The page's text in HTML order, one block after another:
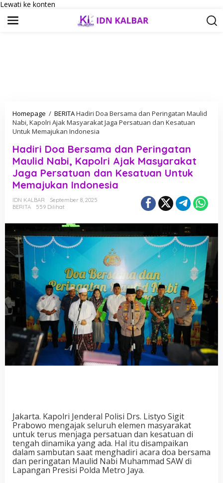
Lewati ke konten
Homepage / BERITAHadiri Doa Bersama dan Peringatan Maulid
Nabi, Kapolri Ajak Masyarakat Jaga Persatuan dan Kesatuan
Untuk Memajukan Indonesia
Hadiri Doa Bersama dan Peringatan
Maulid Nabi, Kapolri Ajak Masyarakat
Jaga Persatuan dan Kesatuan Untuk
Memajukan Indonesia
IDN KALBAR
September 8, 2025
BERITA
559 Dilihat
Jakarta. Kapolri Jenderal Polisi Drs. Listyo Sigit
Prabowo mengajak seluruh elemen masyarakat
untuk terus menjaga persatuan dan kesatuan di
tengah dinamika yang ada. Hal itu disampaikan
dalam sambutan saat menghadiri acara doa bersama
dan peringatan Maulid Nabi Muhammad SAW di
Lapangan Presisi Polda Metro Jaya.